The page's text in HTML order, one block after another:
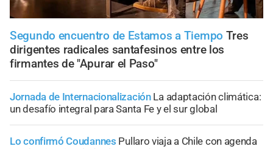
Segundo encuentro de Estamos a Tiempo Tres
dirigentes radicales santafesinos entre los
firmantes de "Apurar el Paso"
Jornada de Internacionalización La adaptación climática:
un desafío integral para Santa Fe y el sur global
Lo confirmó Coudannes Pullaro viaja a Chile con agenda